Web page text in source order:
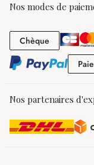
Nos modes de
Chèque Chèque
Nos partenaires